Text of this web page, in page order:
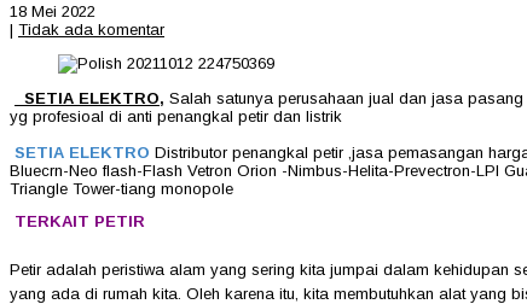
18 Mei 2022
| Tidak ada komentar
SETIA ELEKTRO, Salah satunya perusahaan jual dan jasa pasang
yg profesioal di anti penangkal petir dan listrik
SETIA ELEKTRO Distributor penangkal petir ,jasa pemasangan
Bluecrn-Neo flash-Flash Vetron Orion -Nimbus-Helita-Prevectron-LPI
Triangle Tower-tiang monopole
TERKAIT PETIR
Petir adalah peristiwa alam yang sering kita jumpai dalam kehidupan
yang ada di rumah kita. Oleh karena itu, kita membutuhkan alat yang